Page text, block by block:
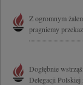
Z ogromnym
pragniemy
Dogłębnie
Delegacji Polskiej